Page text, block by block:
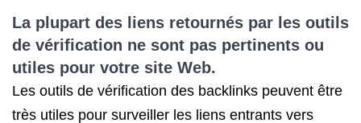
La plupart des liens retournés par les outils
de vérification ne sont pas pertinents ou
utiles pour votre site Web.
Les outils de vérification des backlinks peuvent être
très utiles pour surveiller les liens entrants vers